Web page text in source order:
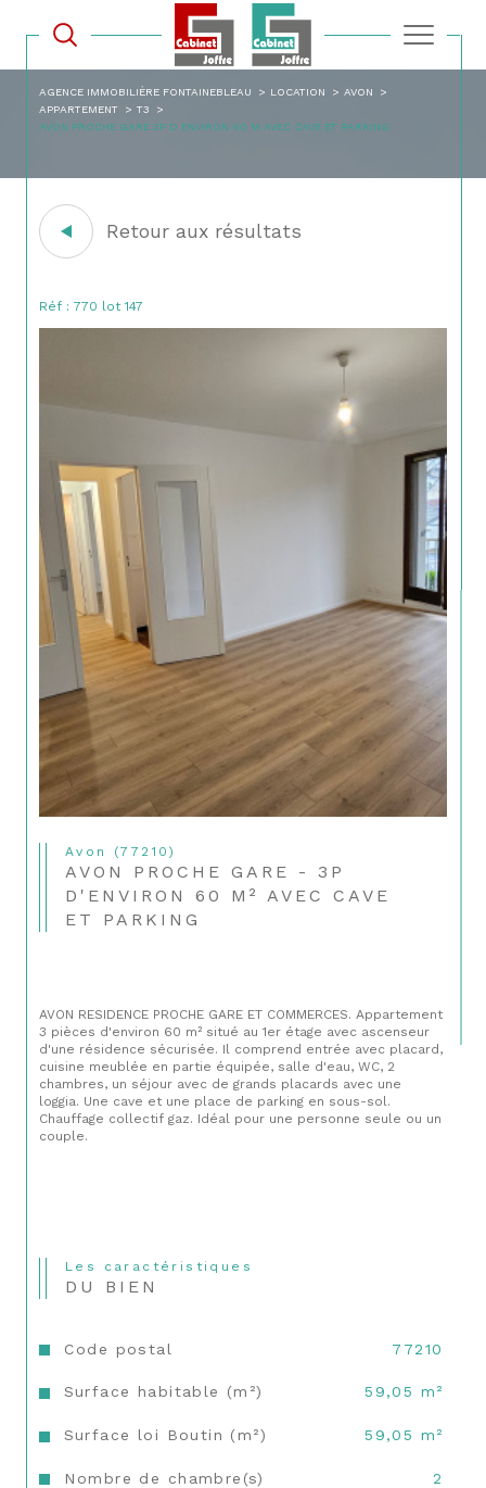
AGENCE IMMOBILIÈRE FONTAINEBLEAU LOCATION
AVON
APPARTEMENT
T3
AVON PROCHE GARE 3P D ENVIRON 60 M AVEC CAVE ET PARKING
Retour aux résultats
Réf : 770 lot 147
Avon (77210)
AVON PROCHE GARE - 3P
D'ENVIRON 60 M² AVEC CAVE
ET PARKING
AVON RESIDENCE PROCHE GARE ET COMMERCES. Appartement
3 pièces d'environ 60 m² situé au 1er étage avec ascenseur
d'une résidence sécurisée. Il comprend entrée avec placard,
cuisine meublée en partie équipée, salle d'eau, WC, 2
chambres, un séjour avec de grands placards avec une
loggia. Une cave et une place de parking en sous-sol.
Chauffage collectif gaz. Idéal pour une personne seule ou un
couple.
Les caractéristiques
DU BIEN
Code postal 77210
Surface habitable (m²) 59,05 m²
Surface loi Boutin (m²) 59,05 m²
Nombre de chambre(s) 2